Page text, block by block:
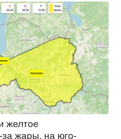
желтое
за жары, на юго-